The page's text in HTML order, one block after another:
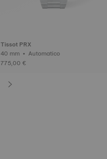
Tissot PRX
40 mm • Automatico
775,00 €